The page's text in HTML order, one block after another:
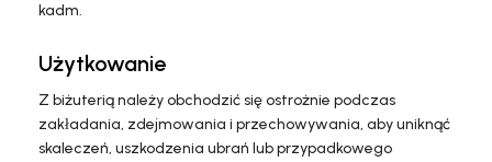
kadm.
Użytkowanie
Z biżuterią należy obchodzić się ostrożnie podczas
zakładania, zdejmowania i przechowywania, aby uniknąć
skaleczeń, uszkodzenia ubrań lub przypadkowego